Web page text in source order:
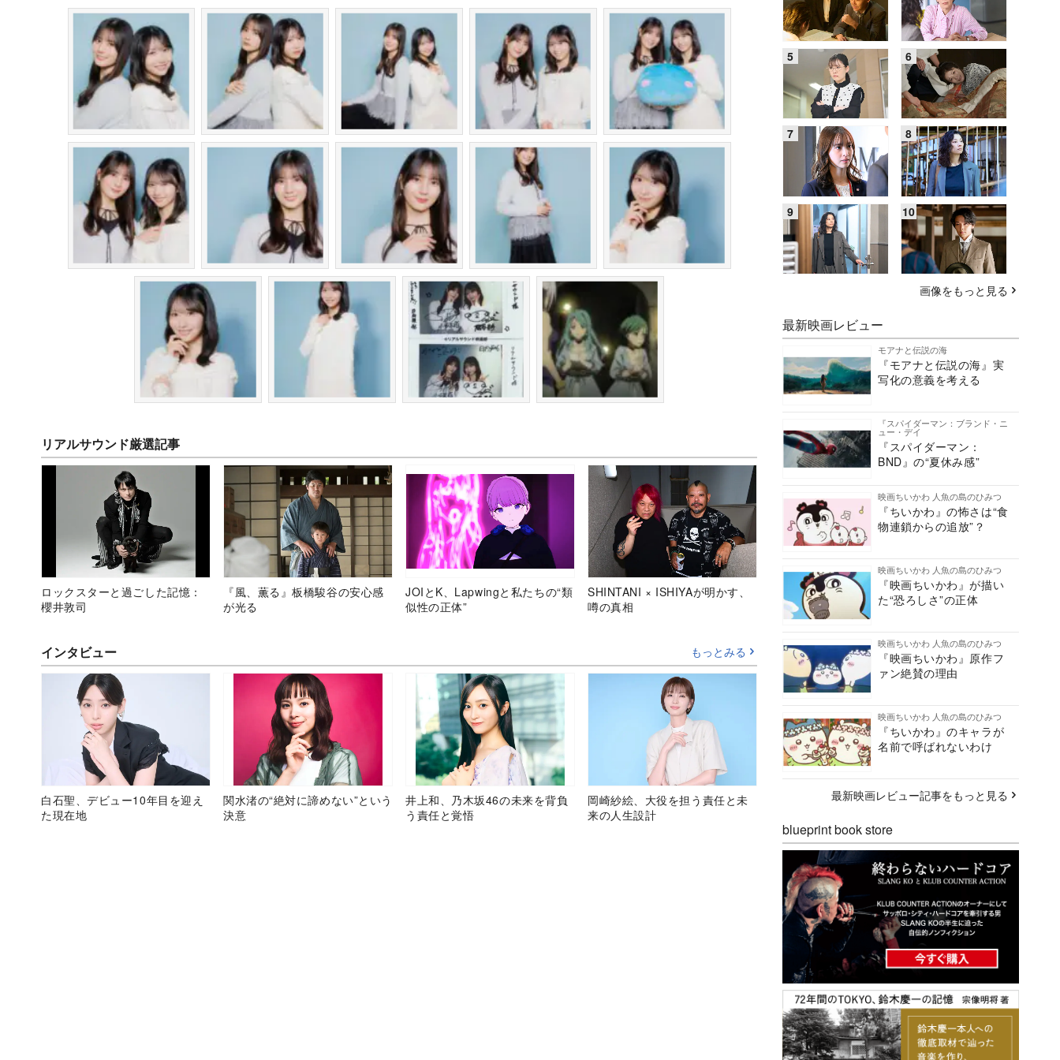
リアルサウンド厳選記事
ロックスターと過ごした記憶：
櫻井敦司
『風、薫る』板橋駿谷の安心感
が光る
JOIとK、Lapwingと私たちの“類
似性の正体”
SHINTANI × ISHIYAが明かす、
噂の真相
インタビュー もっとみる
白石聖、デビュー10年目を迎え
た現在地
関水渚の“絶対に諦めない”という
決意
井上和、乃木坂46の未来を背負
う責任と覚悟
岡崎紗絵、大役を担う責任と未
来の人生設計
画像をもっと見る
最新映画レビュー
モアナと伝説の海
『モアナと伝説の海』実
写化の意義を考える
『スパイダーマン：ブランド・ニ
ュー・デイ
『スパイダーマン：
BND』の“夏休み感”
映画ちいかわ 人魚の島のひみつ
『ちいかわ』の怖さは“食
物連鎖からの追放”？
映画ちいかわ 人魚の島のひみつ
『映画ちいかわ』が描い
た“恐ろしさ”の正体
映画ちいかわ 人魚の島のひみつ
『映画ちいかわ』原作フ
ァン絶賛の理由
映画ちいかわ 人魚の島のひみつ
『ちいかわ』のキャラが
名前で呼ばれないわけ
最新映画レビュー記事をもっと見る
blueprint book store